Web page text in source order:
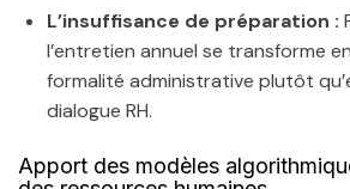
L’insuffisance de préparation :
l’entretien annuel se transforme
formalité administrative plutôt
dialogue RH.
Apport des modèles